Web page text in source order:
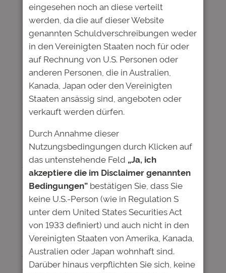
In einem Webinar am 7. Mai 2020 um 11 Uhr
erläutern Andreas Schölzel (Geschäftsführer
Deutsche Bildung Studienfonds II GmbH &
Co. KG) und Michael Zink (Head of Investor
Relations) die Gründe für die robuste
Performance. Sie blicken zurück auf die
Geschäftsentwicklung im ersten Quartal und
erläutern, welche Chancen und Risiken die
Pandemie für das Konzept der Deutschen
Bildung bietet.
Lesen Sie hier die zugehörige
Pressemitteilung.
Hier geht es zurAnmeldung für das Webinar.
Bitte nutzen Sie Firefox oder Chrome als
Anleihe Assetklasse Bildung
Bildungsanleihe Coronakrise Deutsche
eingesehen noch an diese verteilt
werden, da die auf dieser Website
genannten Schuldverschreibungen weder
in den Vereinigten Staaten noch für oder
auf Rechnung von U.S. Personen oder
anderen Personen, die in Australien,
Kanada, Japan oder den Vereinigten
Staaten ansässig sind, angeboten oder
verkauft werden dürfen.
Durch Annahme dieser
Nutzungsbedingungen durch Klicken auf
das untenstehende Feld „Ja, ich
akzeptiere die im Disclaimer genannten
Bedingungen” bestätigen Sie, dass Sie
keine U.S.-Person (wie in Regulation S
unter dem United States Securities Act
von 1933 definiert) und auch nicht in den
Vereinigten Staaten von Amerika, Kanada,
Australien oder Japan wohnhaft sind.
Darüber hinaus verpflichten Sie sich, keine